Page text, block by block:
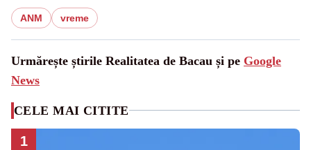
ANM vreme
Urmărește știrile Realitatea de Bacau și pe Google
News
CELE MAI CITITE
1